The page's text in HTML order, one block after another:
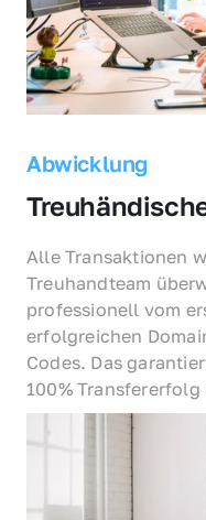
Abwicklung
Alle Transaktionen
Treuhandteam
professionell vom
erfolgreichen
Codes. Das
100% Transfererfolg